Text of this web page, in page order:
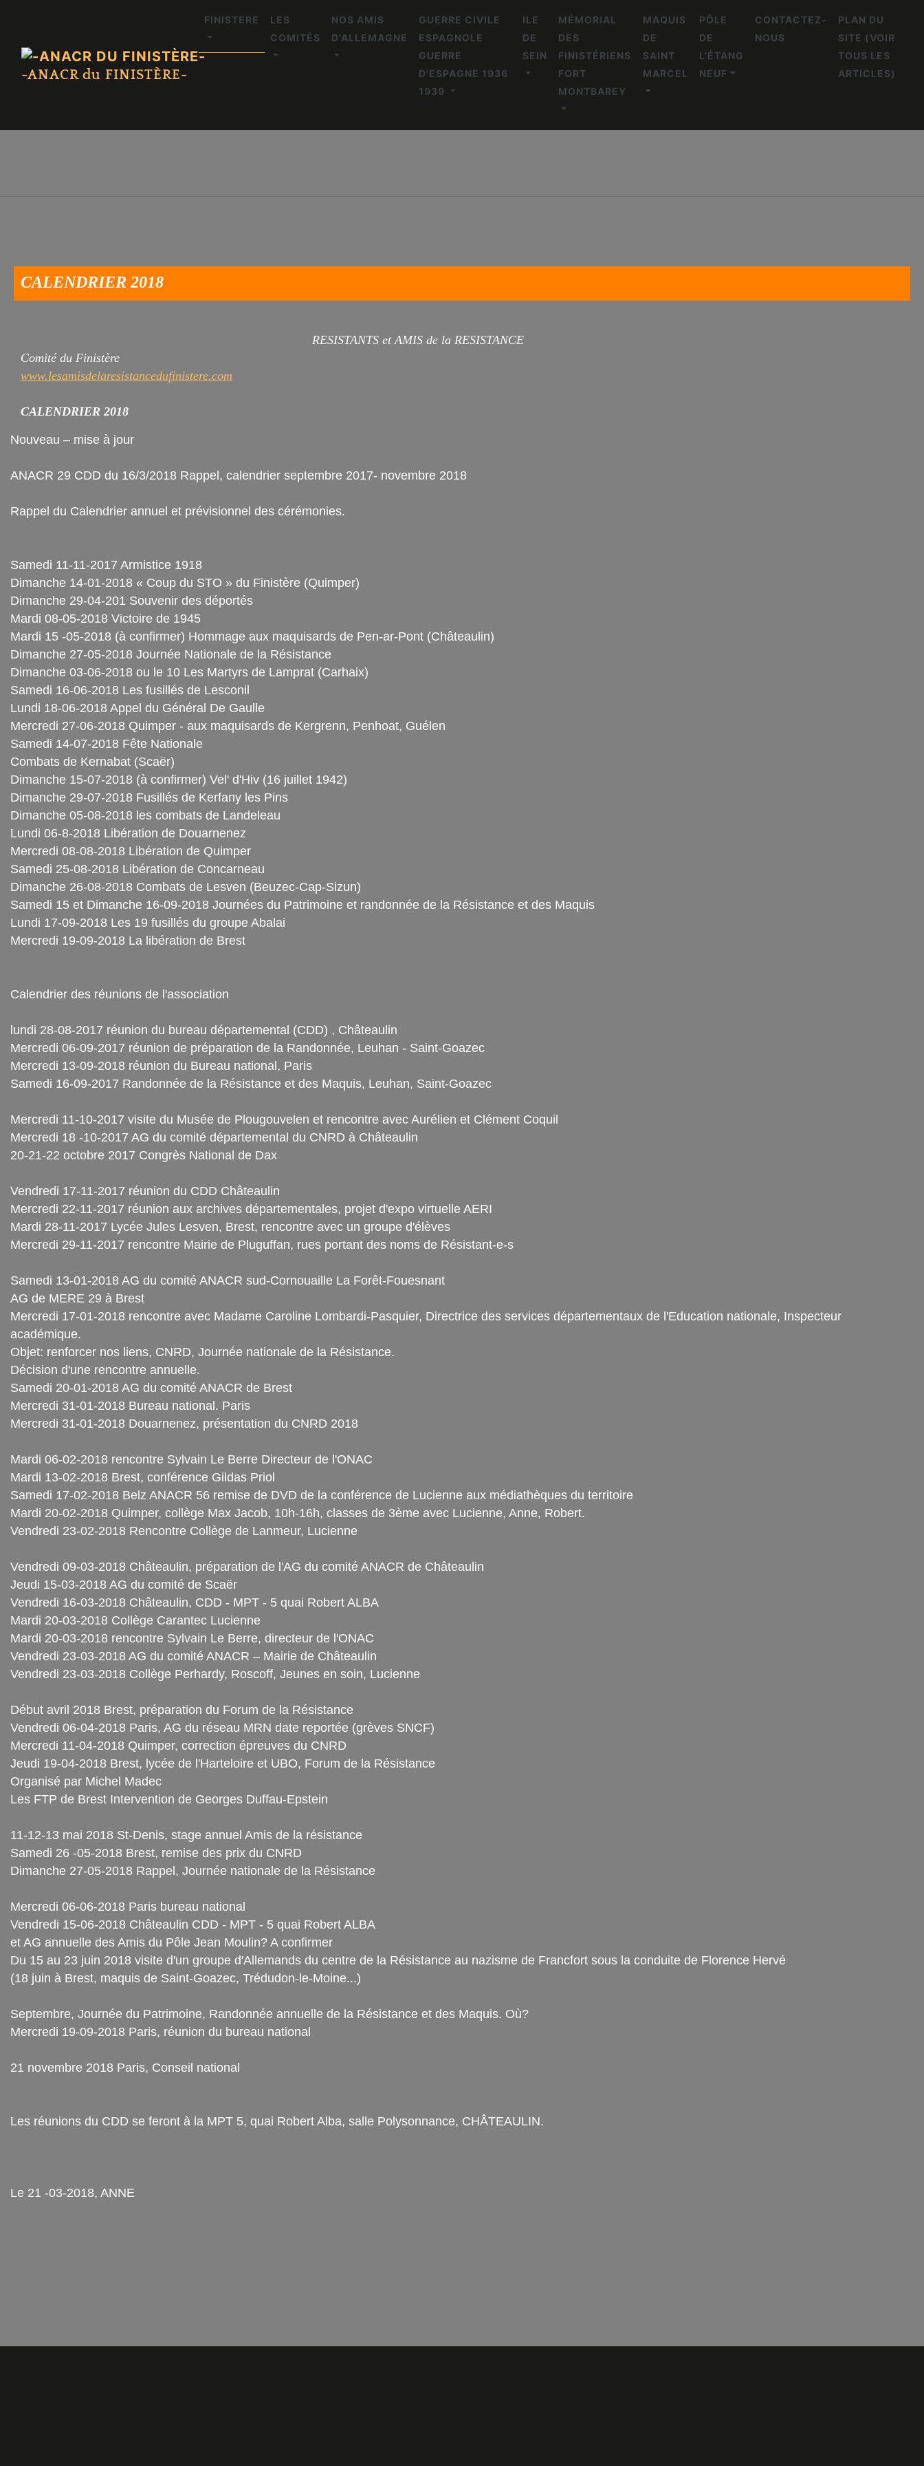
-ANACR du FINISTÈRE-
FINISTERE
LES
COMITÉS
NOS AMIS
D'ALLEMAGNE
GUERRE CIVILE
ESPAGNOLE
GUERRE
D'ESPAGNE 1936
1939
ILE
DE
SEIN
MÉMORIAL
DES
FINISTÉRIENS
FORT
MONTBAREY
MAQUIS
DE
SAINT
MARCEL
PÔLE
DE
L'ÉTANG
NEUF
CONTACTEZ-
NOUS
PLAN DU
SITE (VOIR
TOUS LES
ARTICLES)
CALENDRIER 2018
RESISTANTS et AMIS de la RESISTANCE
Comité du Finistère
www.lesamisdelaresistancedufinistere.com
CALENDRIER 2018
Nouveau – mise à jour
ANACR 29 CDD du 16/3/2018 Rappel, calendrier septembre 2017- novembre 2018
Rappel du Calendrier annuel et prévisionnel des cérémonies.
Samedi 11-11-2017 Armistice 1918
Dimanche 14-01-2018 « Coup du STO » du Finistère (Quimper)
Dimanche 29-04-201 Souvenir des déportés
Mardi 08-05-2018 Victoire de 1945
Mardi 15 -05-2018 (à confirmer) Hommage aux maquisards de Pen-ar-Pont (Châteaulin)
Dimanche 27-05-2018 Journée Nationale de la Résistance
Dimanche 03-06-2018 ou le 10 Les Martyrs de Lamprat (Carhaix)
Samedi 16-06-2018 Les fusillés de Lesconil
Lundi 18-06-2018 Appel du Général De Gaulle
Mercredi 27-06-2018 Quimper - aux maquisards de Kergrenn, Penhoat, Guélen
Samedi 14-07-2018 Fête Nationale
Combats de Kernabat (Scaër)
Dimanche 15-07-2018 (à confirmer) Vel' d'Hiv (16 juillet 1942)
Dimanche 29-07-2018 Fusillés de Kerfany les Pins
Dimanche 05-08-2018 les combats de Landeleau
Lundi 06-8-2018 Libération de Douarnenez
Mercredi 08-08-2018 Libération de Quimper
Samedi 25-08-2018 Libération de Concarneau
Dimanche 26-08-2018 Combats de Lesven (Beuzec-Cap-Sizun)
Samedi 15 et Dimanche 16-09-2018 Journées du Patrimoine et randonnée de la Résistance et des Maquis
Lundi 17-09-2018 Les 19 fusillés du groupe Abalai
Mercredi 19-09-2018 La libération de Brest
Calendrier des réunions de l'association
lundi 28-08-2017 réunion du bureau départemental (CDD) , Châteaulin
Mercredi 06-09-2017 réunion de préparation de la Randonnée, Leuhan - Saint-Goazec
Mercredi 13-09-2018 réunion du Bureau national, Paris
Samedi 16-09-2017 Randonnée de la Résistance et des Maquis, Leuhan, Saint-Goazec
Mercredi 11-10-2017 visite du Musée de Plougouvelen et rencontre avec Aurélien et Clément Coquil
Mercredi 18 -10-2017 AG du comité départemental du CNRD à Châteaulin
20-21-22 octobre 2017 Congrès National de Dax
Vendredi 17-11-2017 réunion du CDD Châteaulin
Mercredi 22-11-2017 réunion aux archives départementales, projet d'expo virtuelle AERI
Mardi 28-11-2017 Lycée Jules Lesven, Brest, rencontre avec un groupe d'élèves
Mercredi 29-11-2017 rencontre Mairie de Pluguffan, rues portant des noms de Résistant-e-s
Samedi 13-01-2018 AG du comité ANACR sud-Cornouaille La Forêt-Fouesnant
AG de MERE 29 à Brest
Mercredi 17-01-2018 rencontre avec Madame Caroline Lombardi-Pasquier, Directrice des services départementaux de l'Education nationale, Inspecteur
académique.
Objet: renforcer nos liens, CNRD, Journée nationale de la Résistance.
Décision d'une rencontre annuelle.
Samedi 20-01-2018 AG du comité ANACR de Brest
Mercredi 31-01-2018 Bureau national. Paris
Mercredi 31-01-2018 Douarnenez, présentation du CNRD 2018
Mardi 06-02-2018 rencontre Sylvain Le Berre Directeur de l'ONAC
Mardi 13-02-2018 Brest, conférence Gildas Priol
Samedi 17-02-2018 Belz ANACR 56 remise de DVD de la conférence de Lucienne aux médiathèques du territoire
Mardi 20-02-2018 Quimper, collège Max Jacob, 10h-16h, classes de 3ème avec Lucienne, Anne, Robert.
Vendredi 23-02-2018 Rencontre Collège de Lanmeur, Lucienne
Vendredi 09-03-2018 Châteaulin, préparation de l'AG du comité ANACR de Châteaulin
Jeudi 15-03-2018 AG du comité de Scaër
Vendredi 16-03-2018 Châteaulin, CDD - MPT - 5 quai Robert ALBA
Mardi 20-03-2018 Collège Carantec Lucienne
Mardi 20-03-2018 rencontre Sylvain Le Berre, directeur de l'ONAC
Vendredi 23-03-2018 AG du comité ANACR – Mairie de Châteaulin
Vendredi 23-03-2018 Collège Perhardy, Roscoff, Jeunes en soin, Lucienne
Début avril 2018 Brest, préparation du Forum de la Résistance
Vendredi 06-04-2018 Paris, AG du réseau MRN date reportée (grèves SNCF)
Mercredi 11-04-2018 Quimper, correction épreuves du CNRD
Jeudi 19-04-2018 Brest, lycée de l'Harteloire et UBO, Forum de la Résistance
Organisé par Michel Madec
Les FTP de Brest Intervention de Georges Duffau-Epstein
11-12-13 mai 2018 St-Denis, stage annuel Amis de la résistance
Samedi 26 -05-2018 Brest, remise des prix du CNRD
Dimanche 27-05-2018 Rappel, Journée nationale de la Résistance
Mercredi 06-06-2018 Paris bureau national
Vendredi 15-06-2018 Châteaulin CDD - MPT - 5 quai Robert ALBA
et AG annuelle des Amis du Pôle Jean Moulin? A confirmer
Du 15 au 23 juin 2018 visite d'un groupe d'Allemands du centre de la Résistance au nazisme de Francfort sous la conduite de Florence Hervé
(18 juin à Brest, maquis de Saint-Goazec, Trédudon-le-Moine...)
Septembre, Journée du Patrimoine, Randonnée annuelle de la Résistance et des Maquis. Où?
Mercredi 19-09-2018 Paris, réunion du bureau national
21 novembre 2018 Paris, Conseil national
Les réunions du CDD se feront à la MPT 5, quai Robert Alba, salle Polysonnance, CHÂTEAULIN.
Le 21 -03-2018, ANNE